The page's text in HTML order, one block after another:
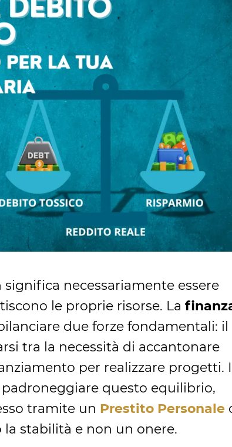
necessariamente essere
le proprie risorse. La
due forze fondamentali: il
tra la necessità di accantonare
per realizzare progetti.
questo equilibrio,
tramite un Prestito Personale
la stabilità e non un onere.